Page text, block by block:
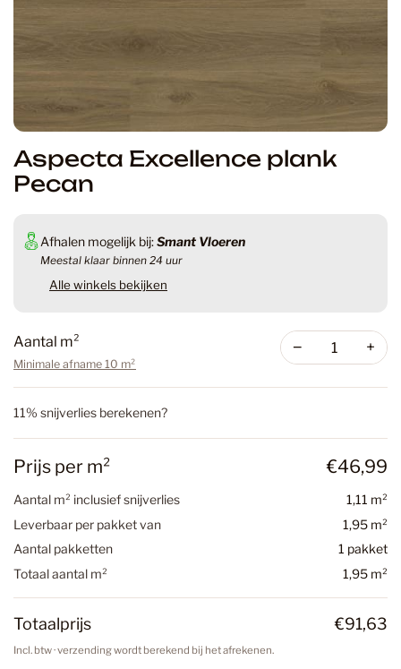
Aspecta Excellence plank
Pecan
Afhalen mogelijk bij:Smant Vloeren
Meestal klaar binnen 24 uur
Alle winkels bekijken
Aantal m²
Minimale afname 10 m²
− +
11% snijverlies berekenen?
Prijs per m² €46,99
Aantal m² inclusief snijverlies
1,11 m²
Leverbaar per pakket van
1,95 m²
Aantal pakketten
1 pakket
Totaal aantal m²
1,95 m²
Totaalprijs €91,63
Incl. btw · verzending wordt berekend bij het afrekenen.